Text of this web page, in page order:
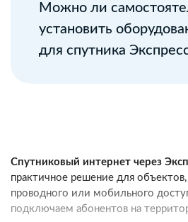
Можно ли
установить
для спутника
Спутниковый интернет через
практичное решение для объектов,
проводного или мобильного
подключаем абонентов на